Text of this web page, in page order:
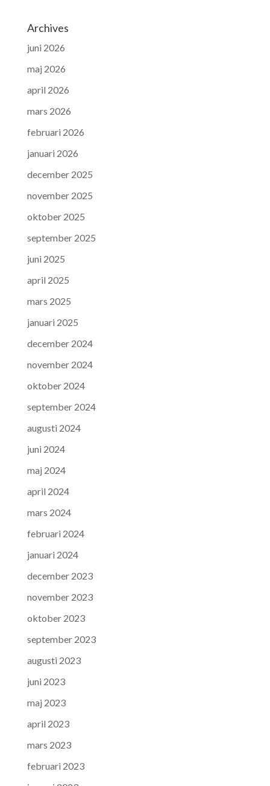
Archives
juni 2026
maj 2026
april 2026
mars 2026
februari 2026
januari 2026
december 2025
november 2025
oktober 2025
september 2025
juni 2025
april 2025
mars 2025
januari 2025
december 2024
november 2024
oktober 2024
september 2024
augusti 2024
juni 2024
maj 2024
april 2024
mars 2024
februari 2024
januari 2024
december 2023
november 2023
oktober 2023
september 2023
augusti 2023
juni 2023
maj 2023
april 2023
mars 2023
februari 2023